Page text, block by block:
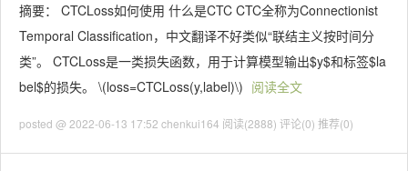
摘要： CTCLoss如何使用 什么是CTC CTC全称为Connectionist
Temporal Classification，中文翻译不好类似“联结主义按时间分
类”。 CTCLoss是一类损失函数，用于计算模型输出$y$和标签$la
bel$的损失。 \(loss=CTCLoss(y,label)\) 阅读全文
posted @ 2022-06-13 17:52 chenkui164 阅读(2888) 评论(0) 推荐(0)